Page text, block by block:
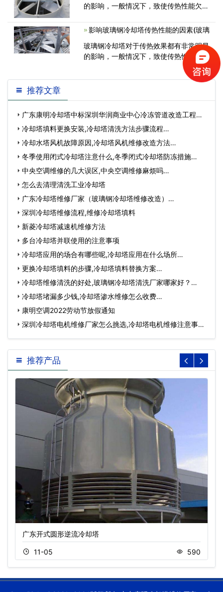
的影响，一般情况下，致使传热性能欠佳
影响玻璃钢冷却塔传热性能的因素(玻璃
玻璃钢冷却塔对于传热效果都有非常明显
的影响，一般情况下，致使传热性能欠佳
的情况由以下因素导致。玻璃钢冷却
推荐文章
广东康明冷却塔中标深圳华润商业中心冷冻管道改造工程…
冷却塔填料更换安装,冷却塔清洗方法步骤流程…
冷却水塔风机故障原因,冷却塔风机维修改造方法…
冬季使用闭式冷却塔注意什么,冬季闭式冷却塔防冻措施…
中央空调维修的几大误区,中央空调维修麻烦吗…
怎么去清理清洗工业冷却塔
广东冷却塔维修厂家（玻璃钢冷却塔维修改造）…
深圳冷却塔维修流程,维修冷却塔填料
新菱冷却塔减速机维修方法
多台冷却塔并联使用的注意事项
冷却塔应用的场合有哪些呢,冷却塔应用在什么场所…
更换冷却塔填料的步骤,冷却塔填料替换方案…
冷却塔维修清洗的好处,玻璃钢冷却塔清洗厂家哪家好？…
冷却塔堵漏多少钱,冷却塔渗水维修怎么收费…
康明空调2022劳动节放假通知
深圳冷却塔电机维修厂家怎么挑选,冷却塔电机维修注意事
项…
推荐产品
广东开式圆形逆流冷却塔
11-05 590